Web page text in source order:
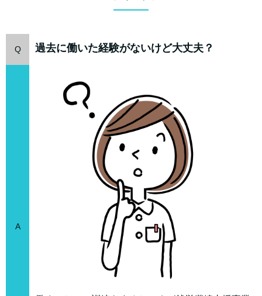
Q 過去に働いた経験がないけど大丈夫？
A